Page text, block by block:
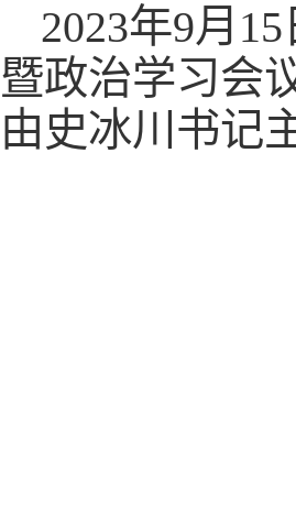
2023年9月
暨政治学习会
由史冰川书记